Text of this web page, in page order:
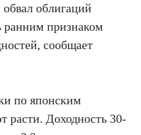
обвал облигаций
признаком
сообщает
по японским
расти. Доходность 30-